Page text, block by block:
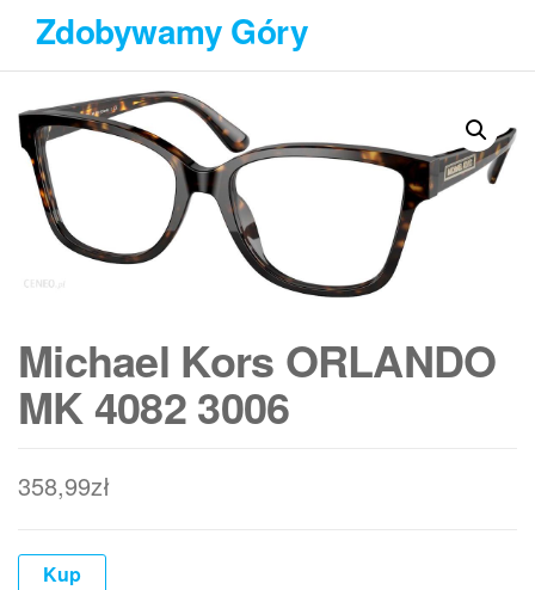
Przejdź
treści
Zdobywamy Góry
Michael Kors ORLANDO
MK 4082 3006
358,99zł
Kup